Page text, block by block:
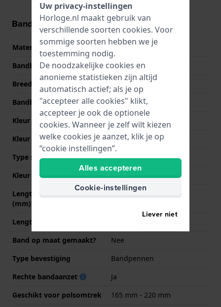
Band informatie
Materiaal Band
Leer
Bandbreedte
22 mm
Breedte bandaanzet
22 mm
Bandbreedte bij sluiting
20 mm
Kleur Band
Zwart
Kleur stiksel
Zwart
Type sluiting
Gesp
Kleur sluiting
Zilver
Lengte band op 12 uur
(mm)
85 mm
Lengte band op 6 uur (mm)
Band op maat gemaakt?
Nee
Type bevestiging
Bandpennen
Rechte bandaanzet
Ja
Geschikt voor polsomtrek
165 mm - 220 mm
Uw privacy-instellingen
Horloge.nl maakt gebruik van
verschillende soorten cookies. Voor
sommige soorten hebben we je
toestemming nodig.
De noodzakelijke cookies en
anonieme statistieken zijn altijd
automatisch actief; als je op
"accepteer alle cookies" klikt,
accepteer je ook de optionele
cookies. Wanneer je zelf wilt kiezen
welke cookies je aanzet, klik je op
“cookie instellingen”.
Alles accepteren
Cookie-instellingen
Liever niet